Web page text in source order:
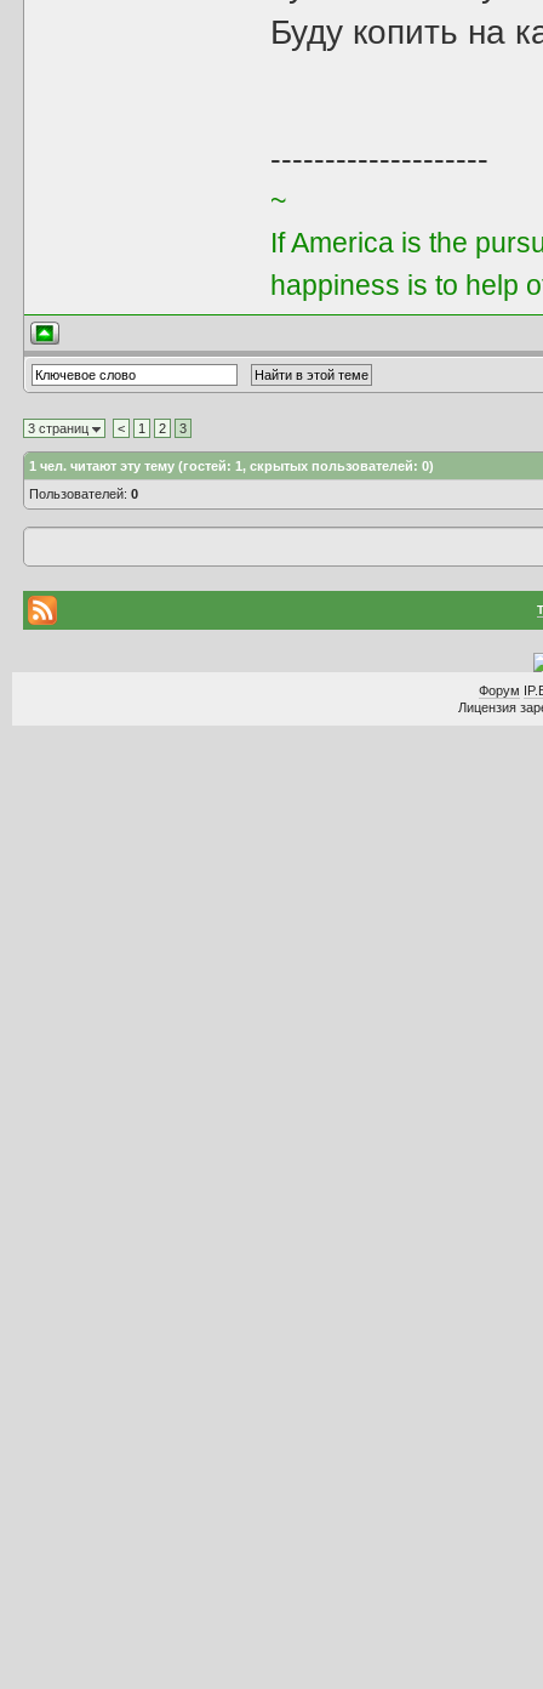
Буду копить на
--------------------
~
If America is the
happiness is to help
3 страниц < 1 2 3
1 чел. читают эту тему (гостей: 1, скрытых пользователей: 0)
Пользователей:0
Форум
Лицензия